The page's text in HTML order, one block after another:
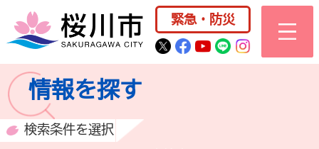
桜川市公式ホー
緊急・防災
桜川市公式Twitter
桜川市公式
桜川市公式
桜川市公式
情報を探す
検索条件を選択